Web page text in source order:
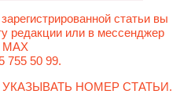
статьи вы
редакции или в мессенджер
MAX
755 50 99.
НОМЕР СТАТЬИ.